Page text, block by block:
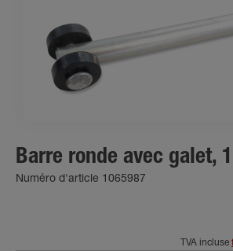
Barre ronde avec galet,
Numéro d'article 1065987
TVA incluse